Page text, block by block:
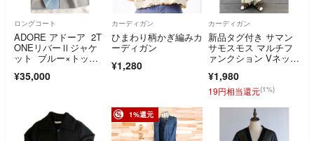
ロングコート
ADORE アドーア 2T
ONEリバーⅡジャケ
ット ブルー×トップ
¥35,000
カーディガン
ひまわり柄かぎ編みカ
ーディガン
¥1,280
カーディガン
新品タグ付き サマン
サモスモス マルチフ
ァンクション Vネック
¥1,980
19円相当還元(1%)
1%還元